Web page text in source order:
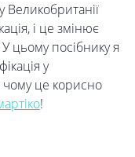
і це змінює
цьому посібнику я
у
чому це корисно
!